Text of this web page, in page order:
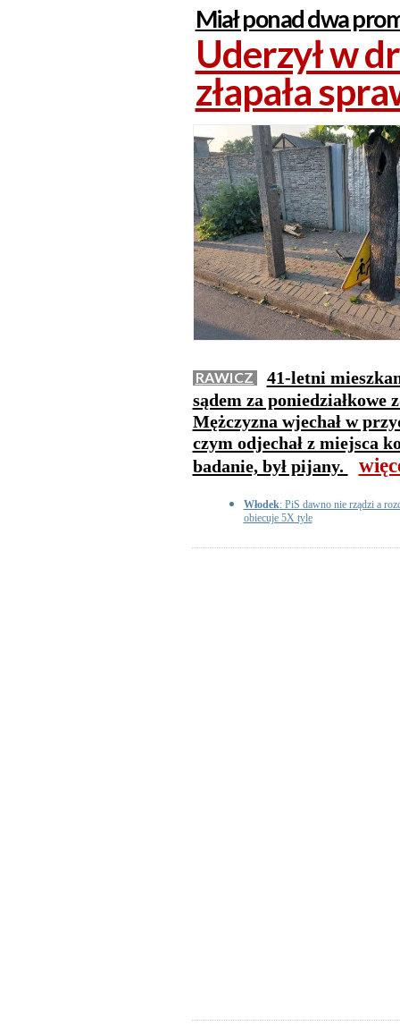
Miał ponad dwa
Uderzył w
złapała
RAWICZ
41-letni
sądem za
Mężczyzna wjechał w
czym odjechał z miejsca
badanie, był pijany.
Włodek: PiS dawno nie rządzi a
obiecuje 5X tyle